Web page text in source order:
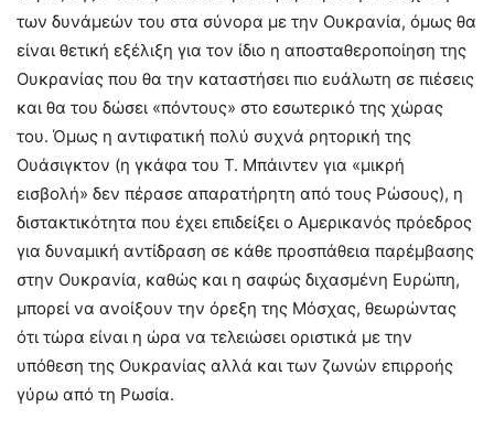
των δυνάμεών του στα σύνορα με την Ουκρανία, όμως θα
είναι θετική εξέλιξη για τον ίδιο η αποσταθεροποίηση της
Ουκρανίας που θα την καταστήσει πιο ευάλωτη σε πιέσεις
και θα του δώσει «πόντους» στο εσωτερικό της χώρας
του. Όμως η αντιφατική πολύ συχνά ρητορική της
Ουάσιγκτον (η γκάφα του Τ. Μπάιντεν για «μικρή
εισβολή» δεν πέρασε απαρατήρητη από τους Ρώσους), η
διστακτικότητα που έχει επιδείξει ο Αμερικανός πρόεδρος
για δυναμική αντίδραση σε κάθε προσπάθεια παρέμβασης
στην Ουκρανία, καθώς και η σαφώς διχασμένη Ευρώπη,
μπορεί να ανοίξουν την όρεξη της Μόσχας, θεωρώντας
ότι τώρα είναι η ώρα να τελειώσει οριστικά με την
υπόθεση της Ουκρανίας αλλά και των ζωνών επιρροής
γύρω από τη Ρωσία.